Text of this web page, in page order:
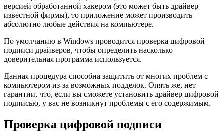
версией обработанной хакером (это может быть драйвер
известной фирмы), то приложение может производить
абсолютно любые действия на компьютере.
По умолчанию в Windows проводится проверка цифровой
подписи драйверов, чтобы определить насколько
доверительная программа используется.
Данная процедура способна защитить от многих проблем с
компьютером из-за возможных подделок. Опять же, нет
гарантии, что, если вы сможете установить драйвер цифровой
подписью, у вас не возникнут проблемы с его содержимым.
Проверка цифровой подписи